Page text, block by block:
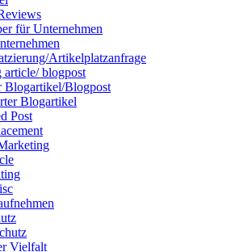
für Unternehmen
Artikelplatzanfrage
article/ blogpost
Blogartikel/Blogpost
Blogartikel
Post
Vielfalt